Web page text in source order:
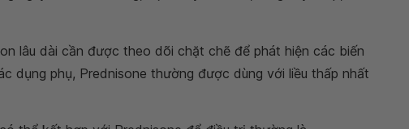
lâu dài cần được theo dõi chặt chẽ để phát hiện các biến
dụng phụ, Prednisone thường được dùng với liều thấp nhất